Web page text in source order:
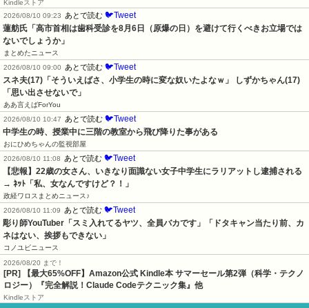
Kindleストア
2026/08/10 09:23
あとで読む 🐦Tweet
蓮舫氏「高市首相は歯科受診を8月6日（原爆の日）を避けて行くべきお立場では
ないでしょうか」
まとめたニュース
2026/08/10 09:00
あとで読む 🐦Tweet
スネ夫(17)「そういえばさ、小学生の時に変な奴いたよなｗ」 しずかちゃん(17)
「思い出させないで」
ああ言えばForYou
2026/08/10 10:47
あとで読む 🐦Tweet
中学生の時、授業中に三階の教室から飛び降りた事がある
おにひめちゃんの監視部屋
2026/08/10 11:08
あとで読む 🐦Tweet
【悲報】22歳の女さん、いきなり面識ない女子中学生にラリアットし逮捕される
→ ﾈｯﾄ「私、女なんですけど？！」
政経ワロスまとめニュース♪
2026/08/10 11:09
あとで読む 🐦Tweet
彫り師YouTuber「スミ入れてるヤツ、全員バカです」「ドタキャン当たり前、カ
ネはない、挨拶もできない」
コノユビニュース
2026/08/20 まで！
[PR]
【最大65%OFF】Amazon公式 Kindle本 サマーセール第2弾（科学・テクノ
ロジー）『完全解説！Claude Codeテクニック集』他
Kindleストア